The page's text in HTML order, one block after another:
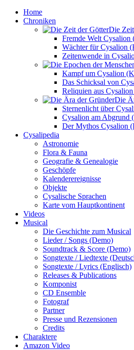
Home
Chroniken
Die
Fremde Welt Cysalion
Wächter für Cysalion
Zeitenwende in
Kampf um Cysalion
Das Schicksal von
Reliquien aus
Die
Sternenlicht über
Cysalion am Abgrund
Der Mythos Cysalion
Cysalipedia
Astronomie
Flora & Fauna
Geografie & Genealogie
Geschöpfe
Kalenderereignisse
Objekte
Cysalische Sprachen
Karte vom Hauptkontinent
Videos
Musical
Die Geschichte zum Musical
Lieder / Songs (Demo)
Soundtrack & Score (Demo)
Songtexte / Liedtexte
Songtexte / Lyrics (Englisch)
Releases & Publications
Komponist
CD Ensemble
Fotograf
Partner
Presse und Rezensionen
Credits
Charaktere
Amazon Video